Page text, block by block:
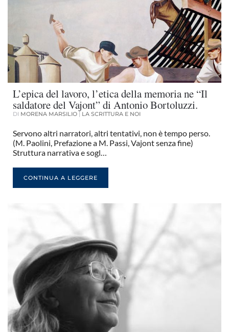
L’epica del lavoro, l’etica della memoria ne “Il
saldatore del Vajont” di Antonio Bortoluzzi.
DI MORENA MARSILIO | LA SCRITTURA E NOI
Servono altri narratori, altri tentativi, non è tempo perso.
(M. Paolini, Prefazione a M. Passi, Vajont senza fine)
Struttura narrativa e sogl…
CONTINUA A LEGGERE